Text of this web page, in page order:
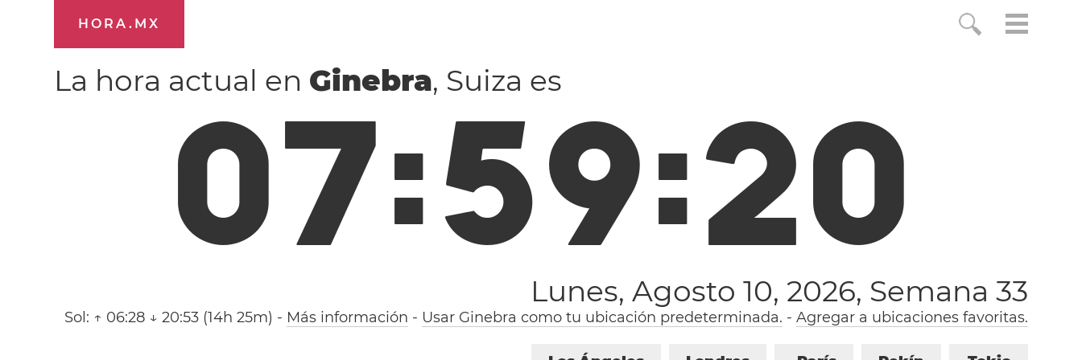
HORA.MX
La hora actual en Ginebra, Suiza es
07:59:21
Lunes, Agosto 10, 2026, Semana 33
Sol: ↑ 06:28 ↓ 20:53 (14h 25m) - Más información - Usar Ginebra como tu ubicación predeterminada. - Agregar a ubicaciones favoritas.